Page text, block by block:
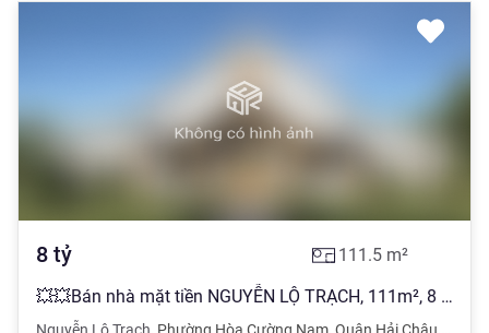
8 tỷ 111.5 m²
💥💥Bán nhà mặt tiền NGUYỄN LỘ TRẠCH, 111m², 8 tỷ. Gần Trần Đăng Ninh
Nguyễn Lộ Trạch, Phường Hòa Cường Nam, Quận Hải Châu, Đà